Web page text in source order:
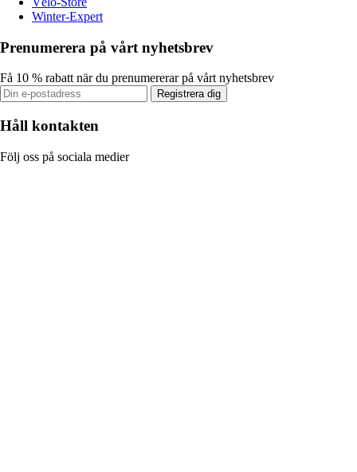
Winter-Expert
Prenumerera på vårt nyhetsbrev
Få 10 % rabatt när du prenumererar på vårt nyhetsbrev
Registrera dig
Håll kontakten
Följ oss på sociala medier